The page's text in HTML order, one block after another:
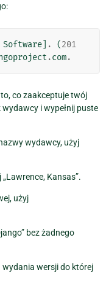
Software . (201
.com.
co zaakceptuje twój
i wypełnij puste
wydawcy, użyj
Kansas”.
użyj
bez żadnego
wersji do której